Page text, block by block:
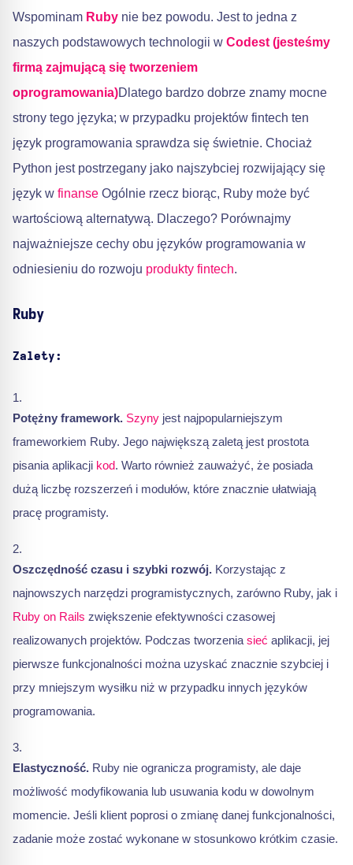
Wspominam Ruby nie bez powodu. Jest to jedna z
naszych podstawowych technologii w Codest (jesteśmy
firmą zajmującą się tworzeniem
oprogramowania)Dlatego bardzo dobrze znamy mocne
strony tego języka; w przypadku projektów fintech ten
język programowania sprawdza się świetnie. Chociaż
Python jest postrzegany jako najszybciej rozwijający się
język w finanse Ogólnie rzecz biorąc, Ruby może być
wartościową alternatywą. Dlaczego? Porównajmy
najważniejsze cechy obu języków programowania w
odniesieniu do rozwoju produkty fintech.
Ruby
Zalety:
Potężny framework. Szyny jest najpopularniejszym
frameworkiem Ruby. Jego największą zaletą jest prostota
pisania aplikacji kod. Warto również zauważyć, że posiada
dużą liczbę rozszerzeń i modułów, które znacznie ułatwiają
pracę programisty.
Oszczędność czasu i szybki rozwój. Korzystając z
najnowszych narzędzi programistycznych, zarówno Ruby, jak i
Ruby on Rails zwiększenie efektywności czasowej
realizowanych projektów. Podczas tworzenia sieć aplikacji, jej
pierwsze funkcjonalności można uzyskać znacznie szybciej i
przy mniejszym wysiłku niż w przypadku innych języków
programowania.
Elastyczność. Ruby nie ogranicza programisty, ale daje
możliwość modyfikowania lub usuwania kodu w dowolnym
momencie. Jeśli klient poprosi o zmianę danej funkcjonalności,
zadanie może zostać wykonane w stosunkowo krótkim czasie.